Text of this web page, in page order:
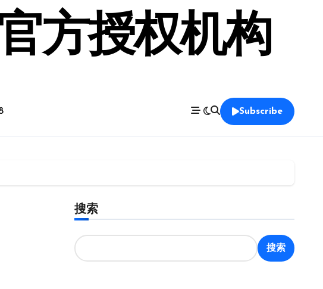
方授权机构
Subscribe
搜索
搜索